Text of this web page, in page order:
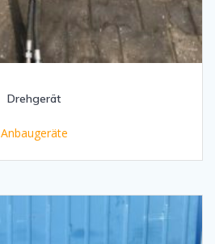
Drehgerät
Anbaugeräte